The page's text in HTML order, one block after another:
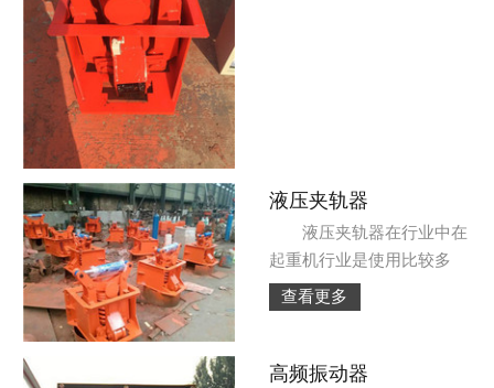
液压夹轨器
液压夹轨器在行业中在
起重机行业是使用比较多
查看更多
高频振动器